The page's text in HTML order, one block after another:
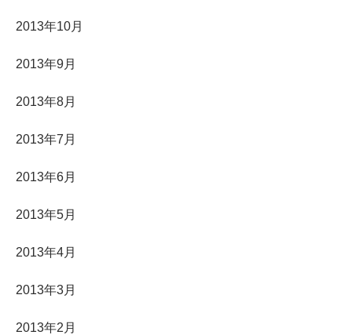
2013年10月
2013年9月
2013年8月
2013年7月
2013年6月
2013年5月
2013年4月
2013年3月
2013年2月